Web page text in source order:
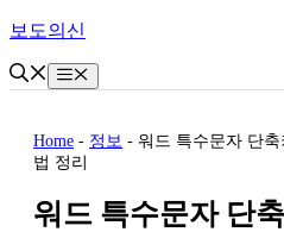
Skip
content
보도의신
Menu
Home - 정보 - 워드 특수문자 단
법 정리
워드 특수문자 단